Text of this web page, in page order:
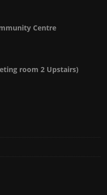
Centre
room 2 Upstairs)